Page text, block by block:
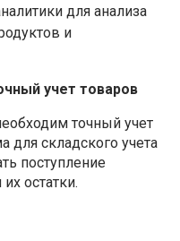
для анализа
и
учет товаров
точный учет
для складского учета
поступление
остатки.